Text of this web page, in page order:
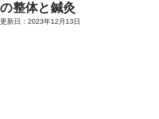
の整体と鍼灸
更新日： 2023年12月13日